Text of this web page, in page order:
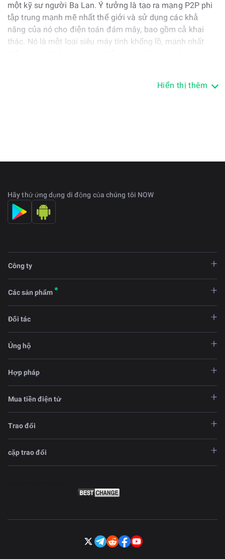
một kỹ sư người Ba Lan. Ý tưởng là tạo ra mạng P2P phi
tập trung mạnh mẽ nhất thế giới và sử dụng các khả
năng của nó cho điện toán đám mây, bao gồm cả khai
thác. Nó là một loại siêu máy tính khổng lồ, mạnh nhất
Ý tưởng ra đời nhờ tuyên bố rằng hầu hết chủ sở hữu PC
nội bộ của hệ thống. Không thể khai thác những đồng
tiền này.
Hiển thị thêm
Hãy thử ứng dụng di động của chúng tôi NOW
Công ty
Các sản phẩm
Đối tác
Ủng hộ
Hợp pháp
Mua tiền điện tử
Trao đổi
cặp trao đổi